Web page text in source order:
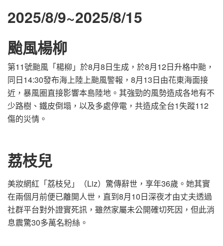
2025/8/9~2025/8/15
颱風楊柳
第11號颱風「楊柳」於8月8日生成，於8月12日升格中颱，
同日14:30發布海上陸上颱風警報，8月13日由花東海面接
近，暴風圈直接影響本島陸地。其強勁的風勢造成各地有不
少路樹、鐵皮倒塌，以及多處停電，共造成全台1失蹤112
傷的災情。
荔枝兒
美妝網紅「荔枝兒」（Liz）驚傳辭世，享年36歲。她其實
在兩個月前便已離開人世，直到8月10日深夜才由丈夫透過
社群平台對外證實死訊，雖然家屬未公開確切死因，但此消
息震驚30多萬名粉絲。